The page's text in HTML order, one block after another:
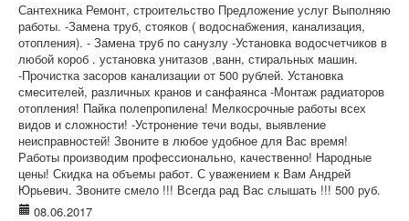
Сантехника Ремонт, строительство Предложение услуг Выполняю
работы. -Замена труб, стояков ( водоснабжения, канализация,
отопления). - Замена труб по санузлу -Установка водосчетчиков в
любой короб . установка унитазов ,ванн, стиральных машин.
-Прочистка засоров канализации от 500 рублей. Установка
смесителей, различных кранов и санфаянса -Монтаж радиаторов
отопления! Пайка полепропилена! Мелкосрочные работы всех
видов и сложности! -Устронение течи воды, выявление
неисправностей! Звоните в любое удобное для Вас время!
Работы производим профессионально, качественно! Народные
цены! Скидка на объемы работ. С уважением к Вам Андрей
Юрьевич. Звоните смело !!! Всегда рад Вас слышать !!! 500 руб.
08.06.2017